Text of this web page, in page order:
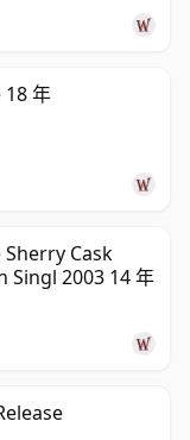
年
Cask
2003 14 年